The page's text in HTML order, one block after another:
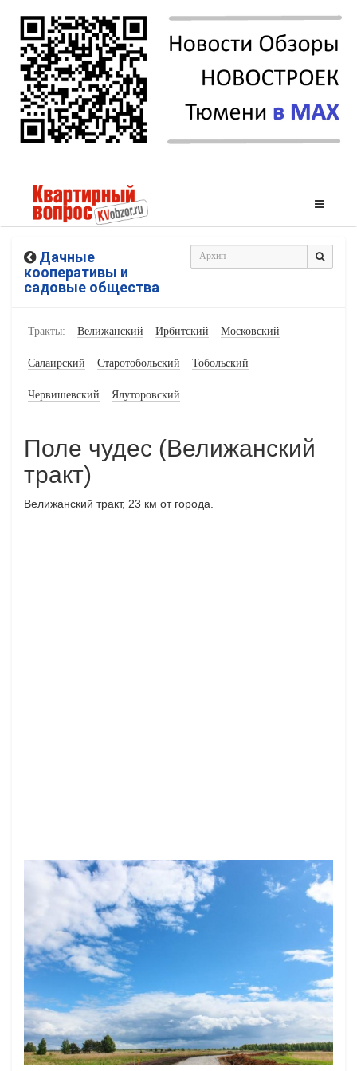
Дачные
кооперативы и
садовые общества
Тракты: Велижанский Ирбитский Московский
Салаирский Старотобольский Тобольский
Червишевский Ялуторовский
Поле чудес (Велижанский
тракт)
Велижанский тракт, 23 км от города.